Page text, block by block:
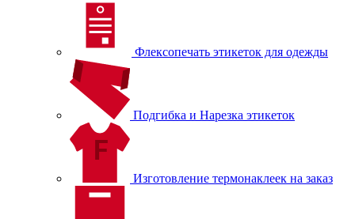
Флексопечать этикеток для одежды
Подгибка и Нарезка этикеток
Изготовление термонаклеек на заказ